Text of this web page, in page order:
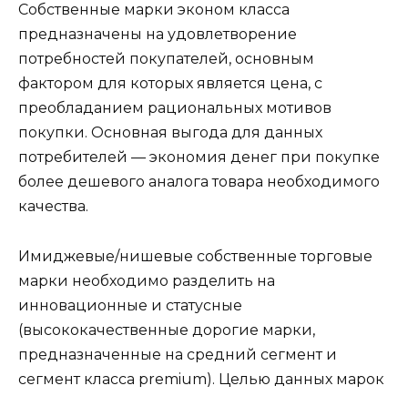
Собственные марки эконом класса
предназначены на удовлетворение
потребностей покупателей, основным
фактором для которых является цена, с
преобладанием рациональных мотивов
покупки. Основная выгода для данных
потребителей — экономия денег при покупке
более дешевого аналога товара необходимого
качества.
Имиджевые/нишевые собственные торговые
марки необходимо разделить на
инновационные и статусные
(высококачественные дорогие марки,
предназначенные на средний сегмент и
сегмент класса premium). Целью данных марок